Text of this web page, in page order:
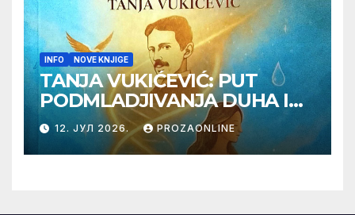
INFO NOVE KNJIGE
TANJA VUKIĆEVIĆ: PUT
PODMLADJIVANJA DUHA I
TELA SA TESLOM
12. ЈУЛ 2026. PROZAONLINE